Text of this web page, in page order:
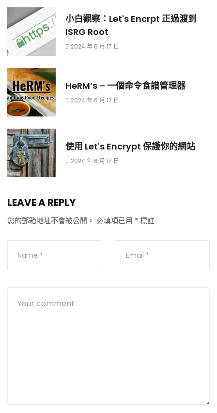
小白觀察：Let's Encrpt 正過渡到
ISRG Root
2024 年 6 月 17 日
HeRM’s – 一個命令食譜管理器
2024 年 6 月 17 日
使用 Let's Encrypt 保護你的網站
2024 年 6 月 17 日
LEAVE A REPLY
您的郵箱地址不會被公開。 必填項已用 * 標註